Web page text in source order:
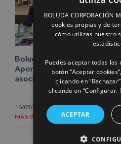
Boluda Corporación
Aportem-Puerto Solidario
asociación de utilidad pública
16/05/2019 | Acción social
MÁS INFORMACIÓN
BOLUDA CORPORACIÓN
cookies propias y de
cómo utilizas nuestro
Puedes aceptar todas las
botón “Aceptar
clicando en
clicando en “Configurar.
ACEPTAR